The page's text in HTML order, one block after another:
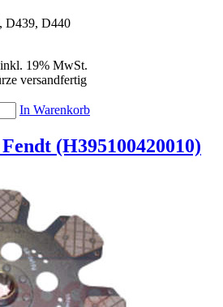
D439, D440
inkl. 19% MwSt.
versandfertig
In Warenkorb
(H395100420010)